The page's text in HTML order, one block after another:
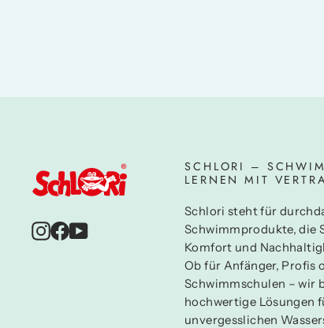
Instagram
Facebook
YouTube
SCHLORI –
LERNEN MIT
Schlori steht für
Schwimmprodukte, die
Komfort und
Ob für Anfänger, Profis
Schwimmschulen – wir
hochwertige Lösungen
unvergesslichen